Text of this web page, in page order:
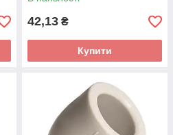
42,13 ₴
Купити